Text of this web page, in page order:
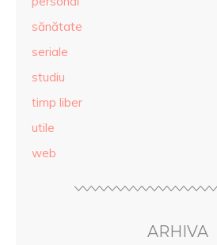
sănătate
seriale
studiu
timp liber
utile
web
ARHIVA